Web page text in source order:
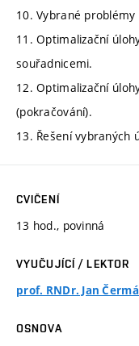
10. Vybrané
11. Optimalizační
souřadnicemi.
12. Optimalizační
(pokračování).
13. Řešení vybraných
CVIČENÍ
13 hod., povinná
VYUČUJÍCÍ / LEKTOR
prof. RNDr. Jan
OSNOVA